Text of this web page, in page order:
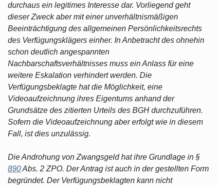
durchaus ein legitimes Interesse dar. Vorliegend geht
dieser Zweck aber mit einer unverhältnismäßigen
Beeinträchtigung des allgemeinen Persönlichkeitsrechts
des Verfügungsklägers einher. In Anbetracht des ohnehin
schon deutlich angespannten
Nachbarschaftsverhältnisses muss ein Anlass für eine
weitere Eskalation verhindert werden. Die
Verfügungsbeklagte hat die Möglichkeit, eine
Videoaufzeichnung ihres Eigentums anhand der
Grundsätze des zitierten Urteils des BGH durchzuführen.
Sofern die Videoaufzeichnung aber erfolgt wie in diesem
Fall, ist dies unzulässig.
Die Androhung von Zwangsgeld hat ihre Grundlage in §
890Abs. 2 ZPO. Der Antrag ist auch in der gestellten Form
begründet. Der Verfügungsbeklagten kann nicht